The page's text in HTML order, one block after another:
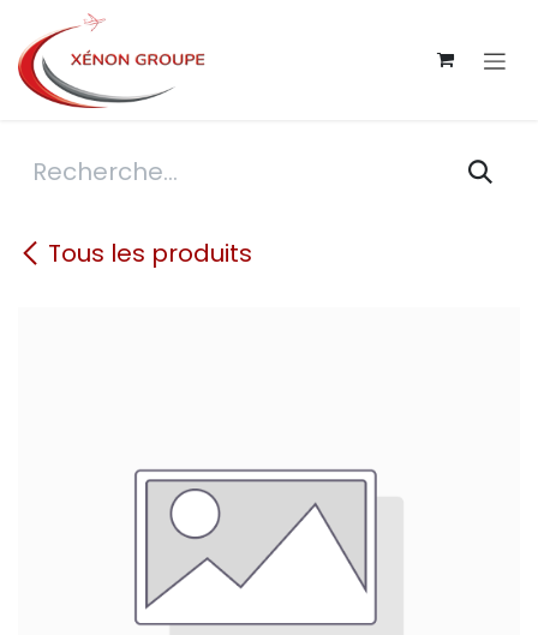
Se rendre au contenu
Tous les produits